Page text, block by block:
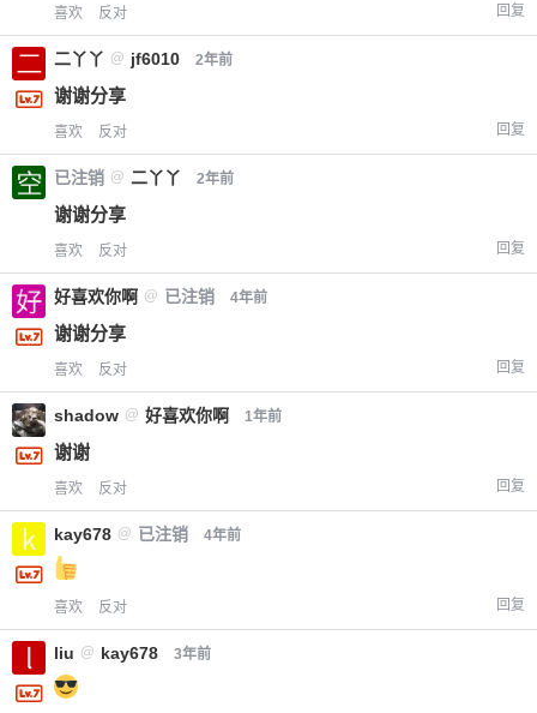
喜欢 反对 回复
二丫丫 @ jf6010 2年前
谢谢分享
喜欢 反对 回复
已注销 @ 二丫丫 2年前
谢谢分享
喜欢 反对 回复
好喜欢你啊 @ 已注销 4年前
谢谢分享
喜欢 反对 回复
shadow @ 好喜欢你啊 1年前
谢谢
喜欢 反对 回复
kay678 @ 已注销 4年前
喜欢 反对 回复
liu @ kay678 3年前